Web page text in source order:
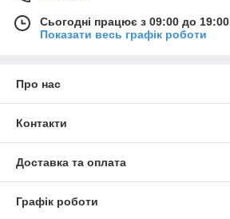
Сьогодні працює з 09:00 до 19:00
Показати весь графік роботи
Про нас
Контакти
Доставка та оплата
Графік роботи